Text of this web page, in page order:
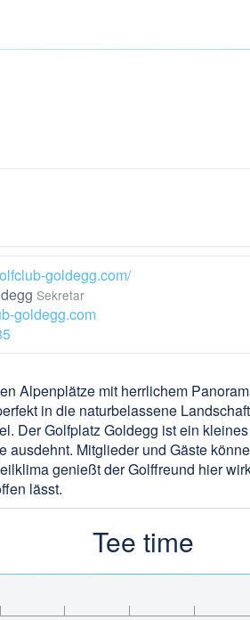
goldegg.com/
Sekretar
goldegg.com
Alpenplätze mit herrlichem
in die naturbelassene
Der Golfplatz Goldegg ist ein
Mitglieder und Gäste
genießt der Golffreund hier
lässt.
Tee time